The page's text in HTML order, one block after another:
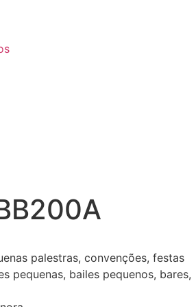
palestras, convenções, festas
pequenas, bailes pequenos, bares,